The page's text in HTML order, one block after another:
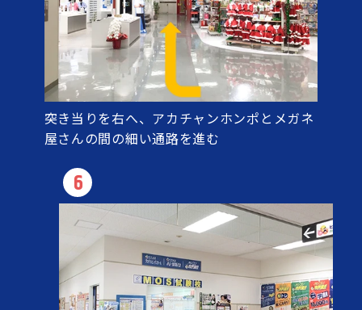
突き当りを右へ、アカチャンホンポとメガネ
屋さんの間の細い通路を進む
6